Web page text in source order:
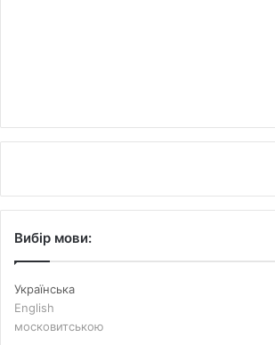
Вибір мови:
Українська
English
московитською